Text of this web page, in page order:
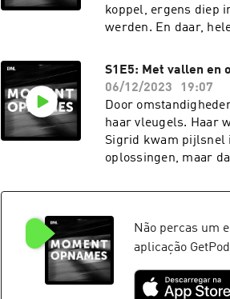
koppel, ergens diep
werden. En daar,
op te kopen en
en het doel is om de
permanente woonst.
natuurcamping
ook al hebben ze
een vorige huwelijk
podcastreeks kwam
Gemeenschap.See
S1E5: Met vallen en
06/12/2023
19:07
Door
haar vleugels. Haar
Sigrid kwam pijlsnel
oplossingen, maar
gebeurden in putje
vanaf 12 jaar.
tot stand met de
omnystudio.com/
Não percas um
aplicação